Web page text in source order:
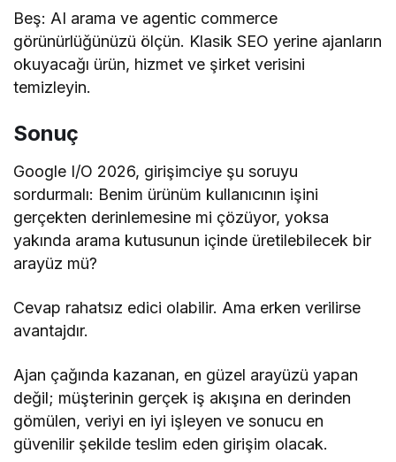
Beş: AI arama ve agentic commerce
görünürlüğünüzü ölçün. Klasik SEO yerine ajanların
okuyacağı ürün, hizmet ve şirket verisini
temizleyin.
Sonuç
Google I/O 2026, girişimciye şu soruyu
sordurmalı: Benim ürünüm kullanıcının işini
gerçekten derinlemesine mi çözüyor, yoksa
yakında arama kutusunun içinde üretilebilecek bir
arayüz mü?
Cevap rahatsız edici olabilir. Ama erken verilirse
avantajdır.
Ajan çağında kazanan, en güzel arayüzü yapan
değil; müşterinin gerçek iş akışına en derinden
gömülen, veriyi en iyi işleyen ve sonucu en
güvenilir şekilde teslim eden girişim olacak.